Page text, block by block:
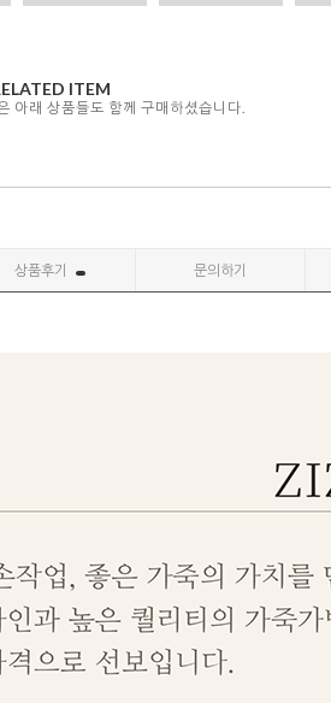
ITEM
아래 상품들도 함께 구매하셨습니다.
상품후기 문의하기